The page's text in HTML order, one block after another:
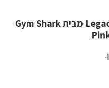
גוזיית ספורט מקולקציית Legacy מבית Gym Shark